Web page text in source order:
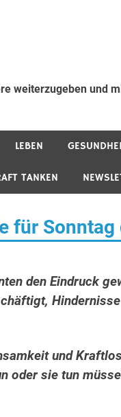
weiterzugeben und
LEBEN
TANKEN
für
den Eindruck
und
oder sie tun